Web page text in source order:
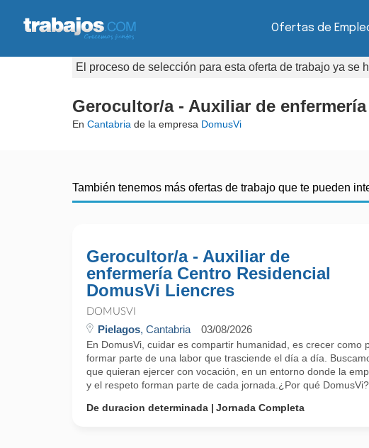
Ofertas de
El proceso de selección para esta oferta de trabajo ya se
Gerocultor/a - Auxiliar de
En Cantabria de la empresa DomusVi
También tenemos más ofertas de trabajo que te pueden
Gerocultor/a - Auxiliar de
enfermería Centro Residencial
DomusVi Liencres
DOMUSVI
Pielagos, Cantabria 03/08/2026
En DomusVi, cuidar es compartir humanidad, es crecer como
formar parte de una labor que trasciende el día a día.
que quieran ejercer con vocación, en un entorno donde la
y el respeto forman parte de cada jornada.¿Por qué DomusVi?
De duracion determinada
Jornada Completa